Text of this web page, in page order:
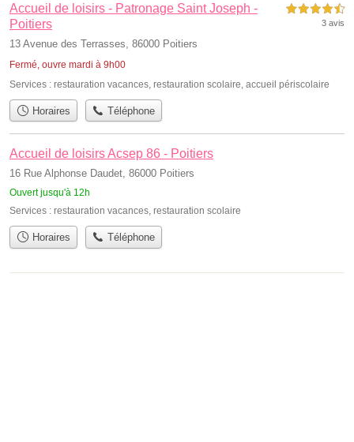
Accueil de loisirs - Patronage Saint Joseph -
Poitiers
13 Avenue des Terrasses, 86000 Poitiers
Fermé, ouvre mardi à 9h00
4,5 étoiles sur 5
3 avis
Services : restauration vacances restauration scolaire accueil périscolaire
Horaires Téléphone
Accueil de loisirs Acsep 86 - Poitiers
16 Rue Alphonse Daudet, 86000 Poitiers
Ouvert jusqu'à 12h
Services : restauration vacances, restauration scolaire
Horaires Téléphone